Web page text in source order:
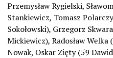
Przemysław Rygielski,
Stankiewicz, Tomasz
Sokołowski), Grzegorz
Mickiewicz), Radosław
Nowak, Oskar Zięty (59